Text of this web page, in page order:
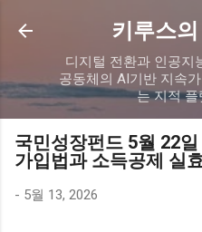
기본 콘텐
키루스의
디지털 전환과 인공지
공동체의 AI기반 지속
는 지적 플
국민성장펀드 5월 22
가입법과 소득공제 실
- 5월 13, 2026